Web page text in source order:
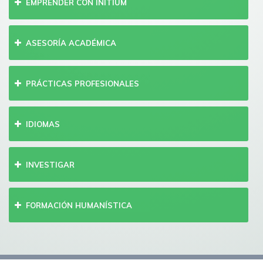
EMPRENDER CON INITIUM
ASESORÍA ACADÉMICA
PRÁCTICAS PROFESIONALES
IDIOMAS
INVESTIGAR
FORMACIÓN HUMANÍSTICA